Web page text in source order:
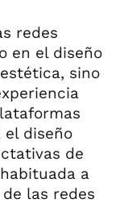
redes
en el diseño
sino
el diseño
de
a
las redes